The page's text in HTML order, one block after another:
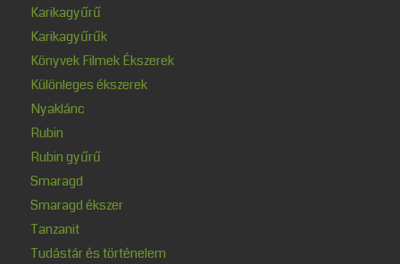
Karikagyűrű
Karikagyűrűk
Könyvek Filmek Ékszerek
Különleges ékszerek
Nyaklánc
Rubin
Rubin gyűrű
Smaragd
Smaragd ékszer
Tanzanit
Tudástár és történelem